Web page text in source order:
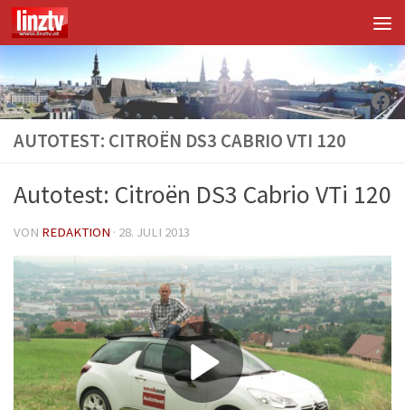
Unter dem Inhalt
AUTOTEST: CITROËN DS3 CABRIO VTI 120
Autotest: Citroën DS3 Cabrio VTi 120
VON REDAKTION · 28. JULI 2013